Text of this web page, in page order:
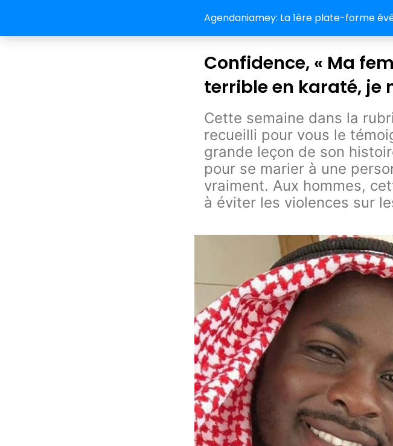
Agendaniamey: La 1ère plate-forme
Confidence, « Ma
terrible en karaté, je
Cette semaine dans la
recueilli pour vous le
grande leçon de son
pour se marier à une
vraiment. Aux hommes,
à éviter les violences sur